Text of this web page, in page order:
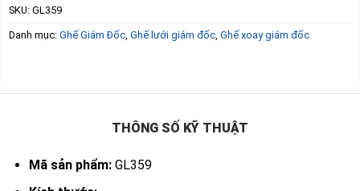
SKU: GL359
Danh mục: Ghế Giám Đốc, Ghế lưới giám đốc, Ghế xoay giám đốc
THÔNG SỐ KỸ THUẬT
Mã sản phẩm: GL359